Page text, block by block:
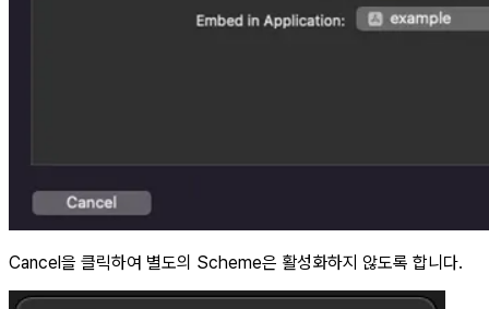
Cancel을 클릭하여 별도의 Scheme은 활성화하지 않도록 합니다.